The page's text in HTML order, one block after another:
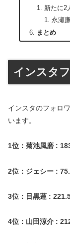
新たに2
永瀬
まとめ
インスタ
インスタのフォロ
います。
1位：菊池風磨 :
2位：ジェシー :
3位：目黒蓮 :
4位：山田涼介 :